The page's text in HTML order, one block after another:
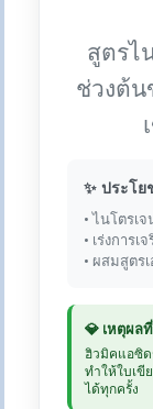
สูตรไ
ช่วงต้น
✨ ประโ
• ไนโตรเจ
• เร่งการ
• ผสมสูตร
💎 เหตุผล
ฮิวมิคแอซิด
ทำให้ใบเขี
ได้ทุกครั้ง